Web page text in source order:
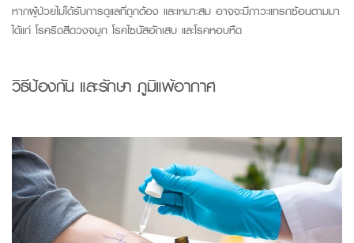
หากผู้ป่วยไม่ได้รับการดูแลที่ถูกต้อง และเหมาะสม อาจจะมีภาวะแทรกซ้อนตามมา
ได้แก่ โรคริดสีดวงจมูก โรคไซนัสอักเสบ และโรคหอบหืด
วิธีป้องกัน และรักษา ภูมิแพ้อากาศ